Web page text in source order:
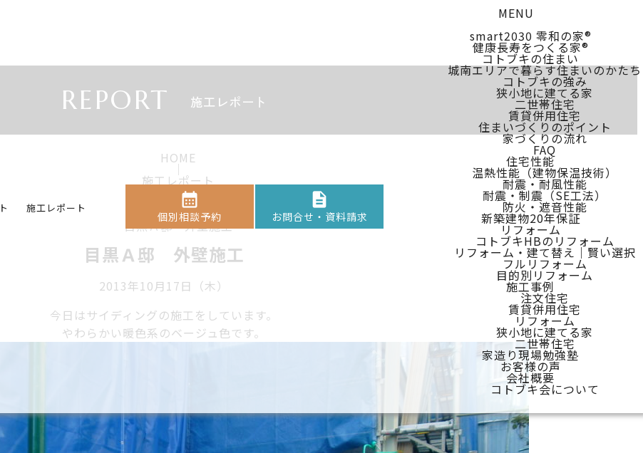
施工レポート
個別相談予約 お問合せ・資料請求
MENU
smart2030 零和の家®
健康長寿をつくる家®
コトブキの住まい
城南エリアで暮らす住まいのかたち
コトブキの強み
狭小地に建てる家
二世帯住宅
賃貸併用住宅
住まいづくりのポイント
家づくりの流れ
FAQ
住宅性能
温熱性能（建物保温技術）
耐震・耐風性能
耐震・制震（SE工法）
防火・遮音性能
新築建物20年保証
リフォーム
コトブキHBのリフォーム
リフォーム・建て替え｜賢い選択
フルリフォーム
目的別リフォーム
施工事例
注文住宅
賃貸併用住宅
リフォーム
狭小地に建てる家
二世帯住宅
家造り現場勉強塾
お客様の声
会社概要
コトブキ会について
REPORT 施工レポート
HOME
｜
施工レポート
｜
目黒区A邸
｜
目黒Ａ邸 外壁施工
目黒Ａ邸 外壁施工
2013年10月17日（木）
今日はサイディングの施工をしています。
やわらかい暖色系のベージュ色です。